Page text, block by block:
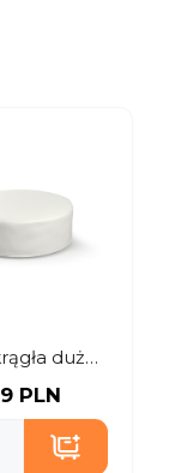
Pufa okrągła duża biała
PLN